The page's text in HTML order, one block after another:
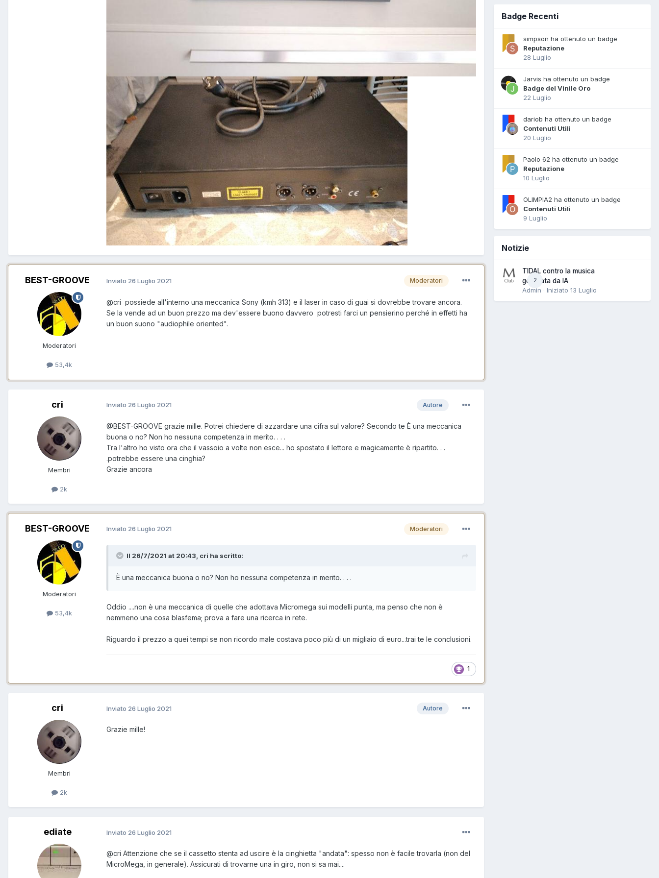
BEST-GROOVE
Moderatori
53,4k
Moderatori
Inviato 26 Luglio 2021
@cri possiede all'interno una meccanica Sony (kmh 313) e il laser in caso di guai si dovrebbe trovare ancora.
Se la vende ad un buon prezzo ma dev'essere buono davvero potresti farci un pensierino perché in effetti ha
un buon suono "audiophile oriented".
cri
Membri
2k
Autore
Inviato 26 Luglio 2021
@BEST-GROOVE grazie mille. Potrei chiedere di azzardare una cifra sul valore? Secondo te È una meccanica
buona o no? Non ho nessuna competenza in merito. . . .
Tra l'altro ho visto ora che il vassoio a volte non esce... ho spostato il lettore e magicamente è ripartito. . .
.potrebbe essere una cinghia?
Grazie ancora
BEST-GROOVE
Moderatori
53,4k
Moderatori
Inviato 26 Luglio 2021
Il 26/7/2021 at 20:43, cri ha scritto:
È una meccanica buona o no? Non ho nessuna competenza in merito. . . .
Oddio ....non è una meccanica di quelle che adottava Micromega sui modelli punta, ma penso che non è
nemmeno una cosa blasfema; prova a fare una ricerca in rete.
Riguardo il prezzo a quei tempi se non ricordo male costava poco più di un migliaio di euro...trai te le conclusioni.
1
cri
Membri
2k
Autore
Inviato 26 Luglio 2021
Grazie mille!
ediate Inviato 26 Luglio 2021
@cri Attenzione che se il cassetto stenta ad uscire è la cinghietta "andata": spesso non è facile trovarla (non del
MicroMega, in generale). Assicurati di trovarne una in giro, non si sa mai....
Badge Recenti
simpson ha ottenuto un badge
Reputazione
28 Luglio
Jarvis ha ottenuto un badge
Badge del Vinile Oro
22 Luglio
dariob ha ottenuto un badge
Contenuti Utili
20 Luglio
Paolo 62 ha ottenuto un badge
Reputazione
10 Luglio
OLIMPIA2 ha ottenuto un badge
Contenuti Utili
9 Luglio
Notizie
2
TIDAL contro la musica
generata da IA
Admin · Iniziato 13 Luglio